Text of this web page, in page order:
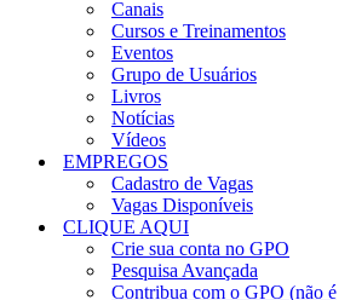
Canais
Cursos e Treinamentos
Eventos
Grupo de Usuários
Livros
Notícias
Vídeos
EMPREGOS
Cadastro de Vagas
Vagas Disponíveis
CLIQUE AQUI
Crie sua conta no GPO
Pesquisa Avançada
Contribua com o GPO (não é